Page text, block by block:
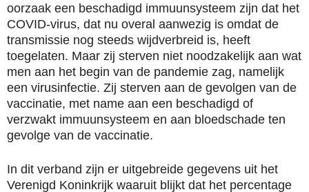
oorzaak een beschadigd immuunsysteem zijn dat het
COVID-virus, dat nu overal aanwezig is omdat de
transmissie nog steeds wijdverbreid is, heeft
toegelaten. Maar zij sterven niet noodzakelijk aan wat
men aan het begin van de pandemie zag, namelijk
een virusinfectie. Zij sterven aan de gevolgen van de
vaccinatie, met name aan een beschadigd of
verzwakt immuunsysteem en aan bloedschade ten
gevolge van de vaccinatie.
In dit verband zijn er uitgebreide gegevens uit het
Verenigd Koninkrijk waaruit blijkt dat het percentage